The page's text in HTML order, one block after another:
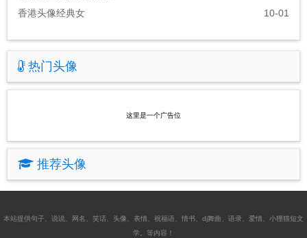
香港头像经典女
10-01
热门头像
这里是一个广告位
推荐头像
本站提供句子 说说 网名 笑话 头像 表情 祝福语 情书 dj舞曲 语录 爱情
小狸猫短文
学 。等内容！